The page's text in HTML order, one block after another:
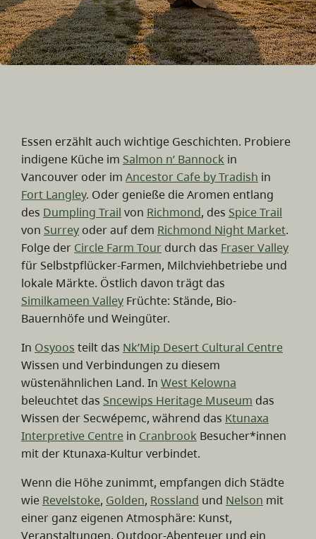
Essen erzählt auch wichtige Geschichten. Probiere
indigene Küche im Salmon n’ Bannock in
Vancouver oder im Ancestor Cafe by Tradish in
Fort Langley. Oder genieße die Aromen entlang
des Dumpling Trail von Richmond, des Spice Trail
von Surrey oder auf dem Richmond Night Market.
Folge der Circle Farm Tour durch das Fraser Valley
für Selbstpflücker-Farmen, Milchviehbetriebe und
lokale Märkte. Östlich davon trägt das
Similkameen Valley Früchte: Stände, Bio-
Bauernhöfe und Weingüter.
In Osyoos teilt das Nk’Mip Desert Cultural Centre
Wissen und Verbindungen zu diesem
wüstenähnlichen Land. In West Kelowna
beleuchtet das Sncewips Heritage Museum das
Wissen der Secwépemc, während das Ktunaxa
Interpretive Centre in Cranbrook Besucher*innen
mit der Ktunaxa-Kultur verbindet.
Wenn die Höhe zunimmt, empfangen dich Städte
wie Revelstoke, Golden, Rossland und Nelson mit
einer ganz eigenen Atmosphäre: Kunst,
Veranstaltungen, Outdoor-Abenteuer und ein